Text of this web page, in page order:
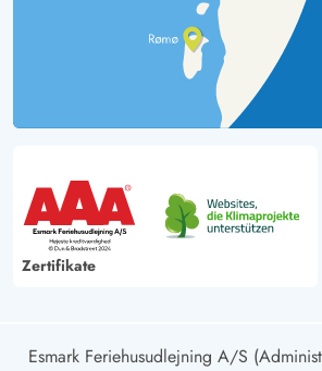
Zertifikate
Esmark Feriehusudlejning A/S